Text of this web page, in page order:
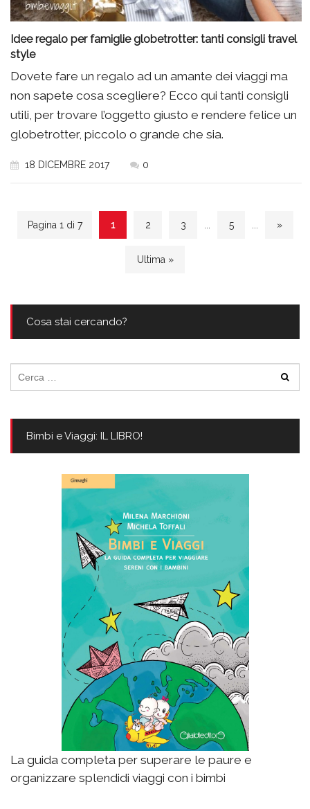
Idee regalo per famiglie globetrotter: tanti consigli travel
style
Dovete fare un regalo ad un amante dei viaggi ma
non sapete cosa scegliere? Ecco qui tanti consigli
utili, per trovare l’oggetto giusto e rendere felice un
globetrotter, piccolo o grande che sia.
18 DICEMBRE 2017 0
Pagina 1 di 7 1 2 3 ... 5 ... »
Ultima »
Cosa stai cercando?
per:
Bimbi e Viaggi: IL LIBRO!
La guida completa per superare le paure e
organizzare splendidi viaggi con i bimbi